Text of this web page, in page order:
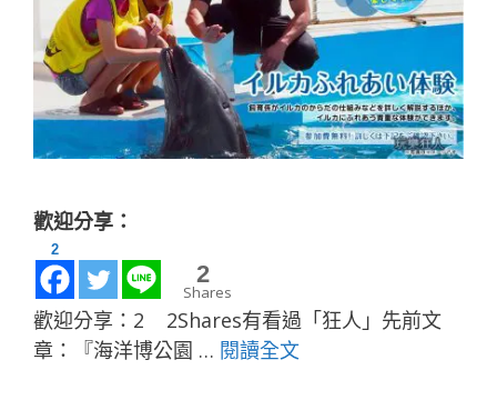
歡迎分享：
2
2
Shares
歡迎分享：2 2Shares有看過「狂人」先前文
章：『海洋博公園 … 閱讀全文